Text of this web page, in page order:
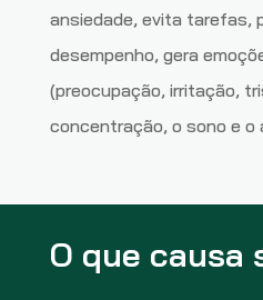
ansiedade, evita tarefas,
desempenho, gera
(preocupação, irritação,
concentração, o sono e o
O que causa